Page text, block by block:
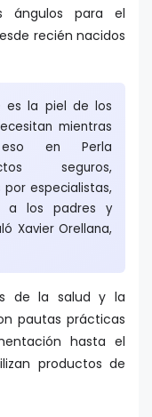
ángulos para el
recién nacidos
es la piel de los
mientras
en Perla
seguros,
especialistas,
a los padres y
Xavier Orellana,
de la salud y la
pautas prácticas
hasta el
productos de